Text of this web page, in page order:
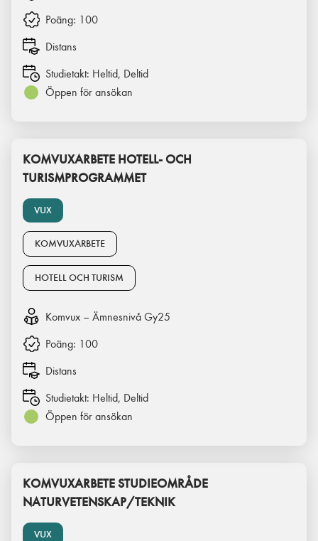
Poäng: 100
Distans
Studietakt: Heltid, Deltid
Öppen för ansökan
VUX
KOMVUXARBETE HOTELL- OCH
TURISMPROGRAMMET
KOMVUXARBETE
HOTELL OCH TURISM
Komvux – Ämnesnivå Gy25
Poäng: 100
Distans
Studietakt: Heltid, Deltid
Öppen för ansökan
VUX
KOMVUXARBETE STUDIEOMRÅDE
NATURVETENSKAP/TEKNIK